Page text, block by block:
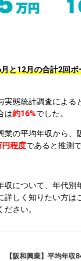
と12月の合計2回
実態統計調査による
は約16%でした。
業の平均年収から、
円程度であると推測
収について、年代別
詳しく知りたい方は
さい。
【阪和興業】平均年収